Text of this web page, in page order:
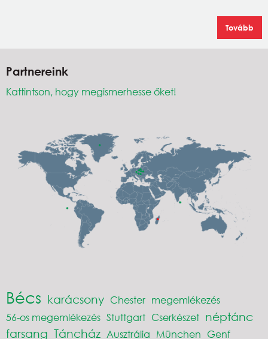
Tovább
Partnereink
Kattintson, hogy megismerhesse őket!
Bécs karácsony Chester megemlékezés
56-os megemlékezés Stuttgart Cserkészet néptánc
farsang Táncház Ausztrália München Genf